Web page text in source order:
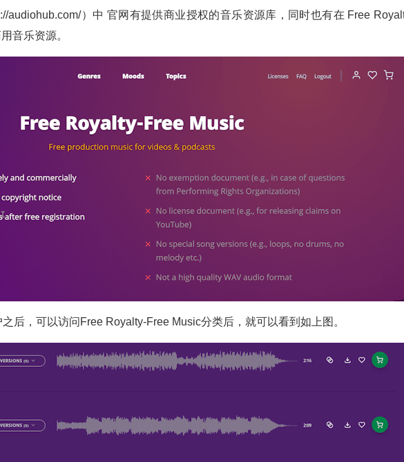
audiohub.com/）中 官网有提供商业授权的音乐资源库，同时也有在 Free
音乐资源。
后，可以访问Free Royalty-Free Music分类后，就可以看到如上图。